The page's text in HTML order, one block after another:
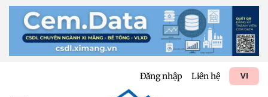
Đăng nhập Liên hệ VI